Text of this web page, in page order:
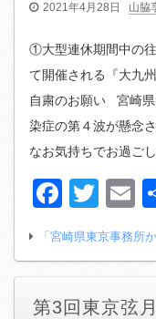
2021年4月28日 山脇
①大型連休期間中の
て開催される『大九
自粛のお願い 宮崎
染症の第４波が懸念
なお気持ちでお過ご
「宮崎県東京事務所
第3回東京弦